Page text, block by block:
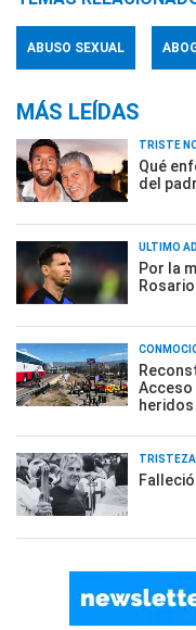
ABUSO SEXUAL
MÁS LEÍDAS
TRISTE
Qué
del
ÚLTIMO
Por la
Acceso
heridos
TRISTEZA